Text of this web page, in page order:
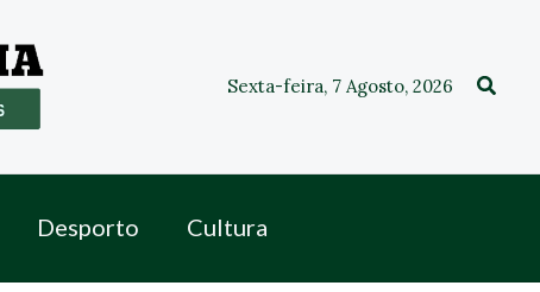
Sexta-feira, 7 Agosto, 2026
Desporto Cultura